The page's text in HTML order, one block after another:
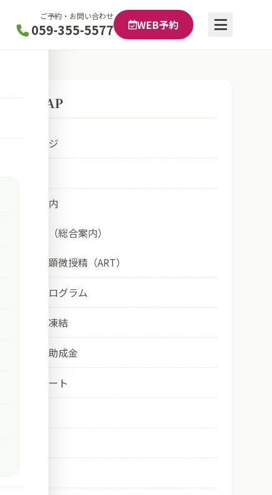
ご予約・お問い合わせ
059-355-5577 WEB予約
SITE MAP
トップページ
診療のご案内
生殖医療科（総合案内）
体外受精・顕微授精（ART）
卵子改良プログラム
社会的卵子凍結
保険適用・助成金
診療・サポート